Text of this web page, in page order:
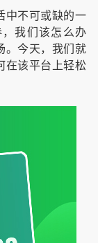
中不可或缺的一
我们该怎么办
。今天，我们就
在该平台上轻松